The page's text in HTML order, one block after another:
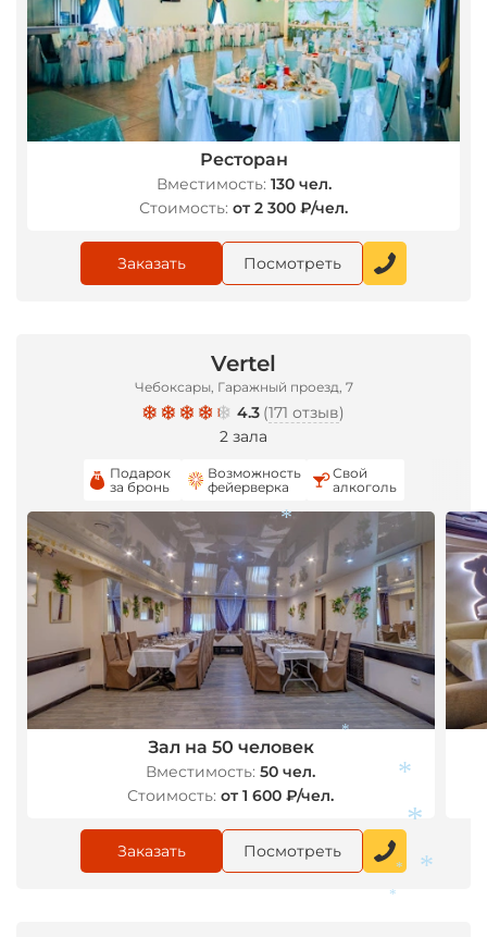
Ресторан
Вместимость: 130 чел.
Стоимость: от 2 300 ₽/чел.
Заказать Посмотреть
Vertel
Чебоксары, Гаражный проезд, 7
4.3 (171 отзыв)
2 зала
Подарок
за бронь
Возможность
фейерверка
Свой
алкоголь
Зал на 50 человек
Вместимость: 50 чел.
Стоимость: от 1 600 ₽/чел.
Заказать Посмотреть
*
*
*
*